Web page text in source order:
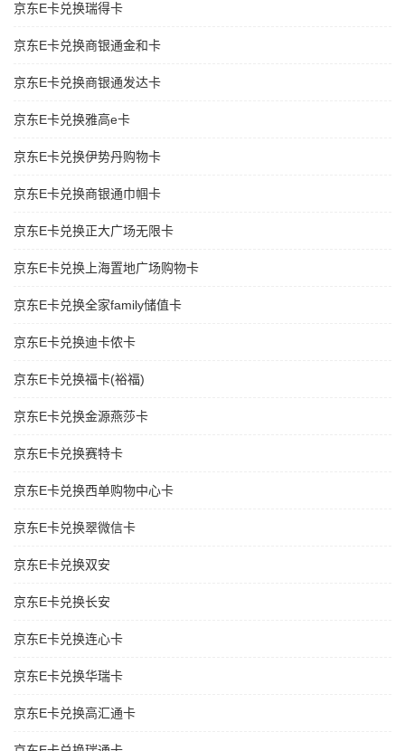
京东E卡兑换瑞得卡
京东E卡兑换商银通金和卡
京东E卡兑换商银通发达卡
京东E卡兑换雅高e卡
京东E卡兑换伊势丹购物卡
京东E卡兑换商银通巾帼卡
京东E卡兑换正大广场无限卡
京东E卡兑换上海置地广场购物卡
京东E卡兑换全家family储值卡
京东E卡兑换迪卡侬卡
京东E卡兑换福卡(裕福)
京东E卡兑换金源燕莎卡
京东E卡兑换赛特卡
京东E卡兑换西单购物中心卡
京东E卡兑换翠微信卡
京东E卡兑换双安
京东E卡兑换长安
京东E卡兑换连心卡
京东E卡兑换华瑞卡
京东E卡兑换高汇通卡